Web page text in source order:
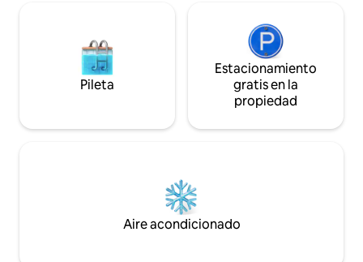
Pileta
Estacionamiento
gratis en la
propiedad
Aire acondicionado